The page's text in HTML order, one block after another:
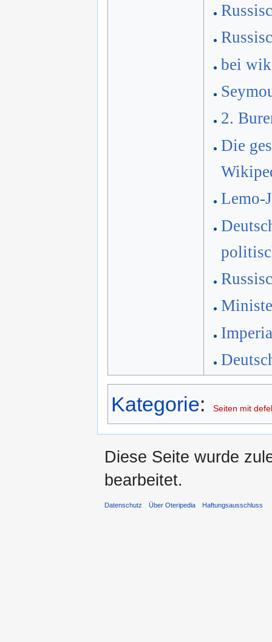
bei
2.
Die
Lemo-
Kategorie: Seiten mit
Diese Seite wurde
bearbeitet.
Datenschutz Über Oteripedia Haftungsausschluss